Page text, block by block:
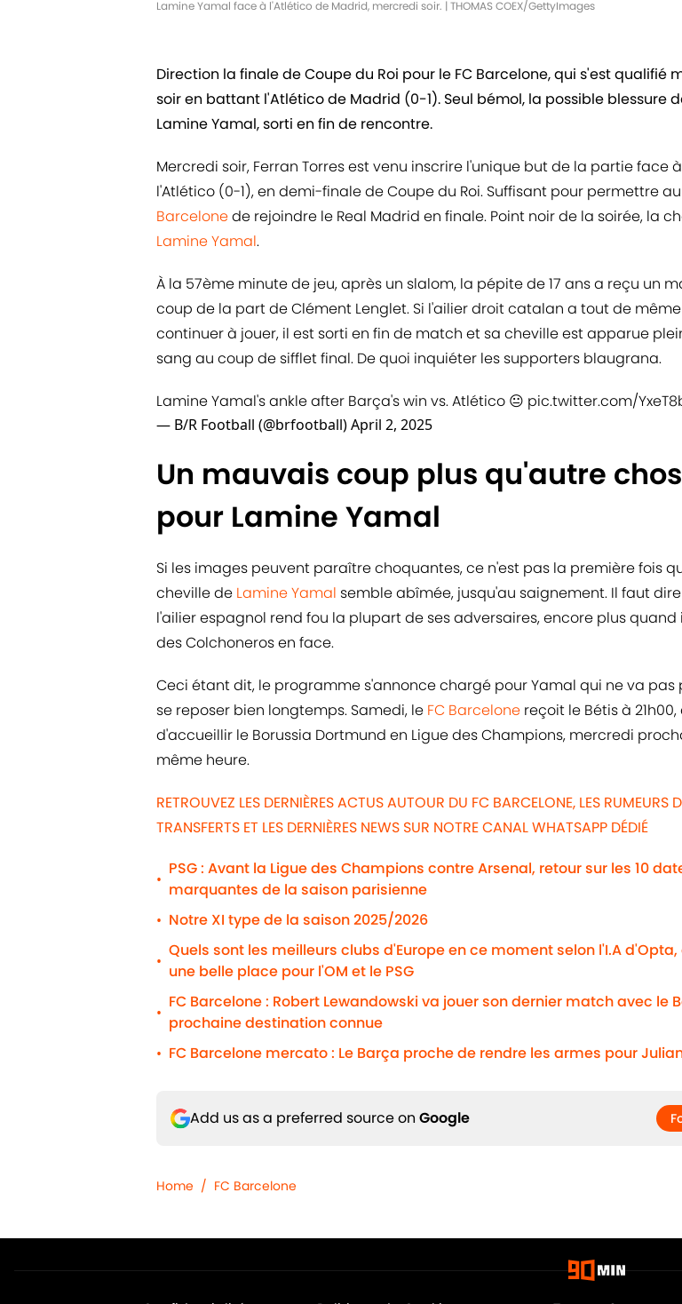
Lamine Yamal face à l'Atlético de Madrid, mercredi soir. | THOMAS COEX/GettyImages
Direction la finale de Coupe du Roi pour le FC Barcelone, qui s'est qualifié
soir en battant l'Atlético de Madrid (0-1). Seul bémol, la possible blessure
Lamine Yamal, sorti en fin de rencontre.
Mercredi soir, Ferran Torres est venu inscrire l'unique but de la partie face à
l'Atlético (0-1), en demi-finale de Coupe du Roi. Suffisant pour permettre au
Barcelonede rejoindre le Real Madrid en finale. Point noir de la soirée, la
Lamine Yamal.
À la 57ème minute de jeu, après un slalom, la pépite de 17 ans a reçu un
coup de la part de Clément Lenglet. Si l'ailier droit catalan a tout de
continuer à jouer, il est sorti en fin de match et sa cheville est apparue
sang au coup de sifflet final. De quoi inquiéter les supporters blaugrana.
Lamine Yamal's ankle after Barça's win vs. Atlético 😐 pic.twitter.com/
— B/R Football (@brfootball)April 2, 2025
Un mauvais coup plus qu'autre
pour Lamine Yamal
Si les images peuvent paraître choquantes, ce n'est pas la première fois
cheville de Lamine Yamal semble abîmée, jusqu'au saignement. Il faut
l'ailier espagnol rend fou la plupart de ses adversaires, encore plus quand
des Colchoneros en face.
Ceci étant dit, le programme s'annonce chargé pour Yamal qui ne va pas
se reposer bien longtemps. Samedi, le FC Barcelone reçoit le Bétis à
d'accueillir le Borussia Dortmund en Ligue des Champions, mercredi
même heure.
RETROUVEZ LES DERNIÈRES ACTUS AUTOUR DU FC BARCELONE, LES RUMEURS
TRANSFERTS ET LES DERNIÈRES NEWS SUR NOTRE CANAL WHATSAPP DÉDIÉ
•
PSG : Avant la Ligue des Champions contre Arsenal, retour sur les 10
marquantes de la saison parisienne
• Notre XI type de la saison 2025/2026
•
Quels sont les meilleurs clubs d'Europe en ce moment selon l'I.A
une belle place pour l'OM et le PSG
•
FC Barcelone : Robert Lewandowski va jouer son dernier match avec le
prochaine destination connue
• FC Barcelone mercato : Le Barça proche de rendre les armes pour
Add us as a preferred source on Google
Home / FC Barcelone